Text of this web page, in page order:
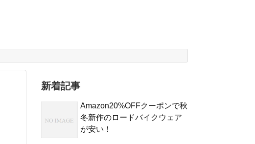
新着記事
Amazon20%OFFクーポンで秋
冬新作のロードバイクウェア
が安い！